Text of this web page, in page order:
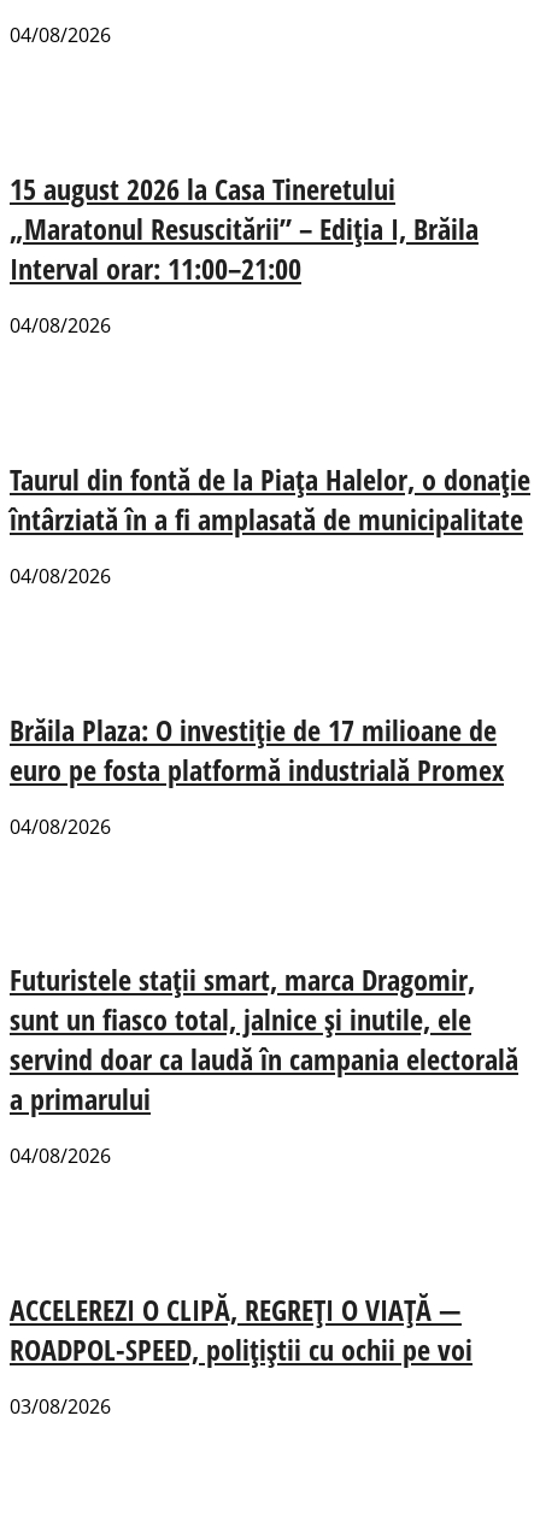
04/08/2026
15 august 2026 la Casa Tineretului
„Maratonul Resuscitării” – Ediția I, Brăila
Interval orar: 11:00–21:00
04/08/2026
Taurul din fontă de la Piața Halelor, o donație
întârziată în a fi amplasată de municipalitate
04/08/2026
Brăila Plaza: O investiție de 17 milioane de
euro pe fosta platformă industrială Promex
04/08/2026
Futuristele stații smart, marca Dragomir,
sunt un fiasco total, jalnice și inutile, ele
servind doar ca laudă în campania electorală
a primarului
04/08/2026
ACCELEREZI O CLIPĂ, REGREȚI O VIAȚĂ —
ROADPOL-SPEED, polițiștii cu ochii pe voi
03/08/2026